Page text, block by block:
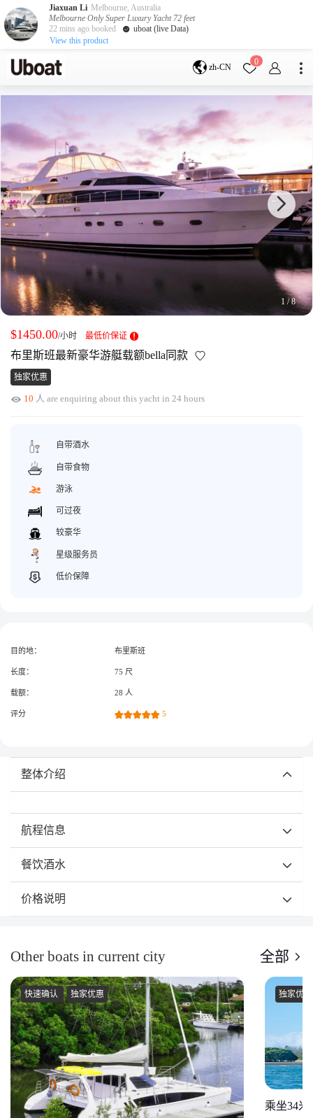
zh-CN
0
目的地
布里斯班
凯恩斯
阿德莱德
塔斯马尼亚
珀斯
达尔文
whitsundays
sunshine coast
新西兰
奥克兰
游艇活动
包船海钓
拼船海钓
包豪华艇
服务
获取游艇报价
关于众艇
关于我们
获得优惠码
1 /8
$1450.00/小时 最低价保证
布里斯班最新豪华游艇载额bella同款
独家优惠
10 人 are enquiring about this yacht in 24 hours
自带酒水
自带食物
游泳
可过夜
较豪华
星级服务员
低价保障
目的地： 布里斯班
长度： 75 尺
载额： 28 人
评分 5
整体介绍
航程信息
餐饮酒水
价格说明
Other boats in current city 全部
快速确认 独家优惠 独家优惠
乘坐34
Jiaxuan Li Melbourne, Australia
Melbourne Only Super Luxury Yacht 72 feet
22 mins ago booked
uboat (live Data)
View this product